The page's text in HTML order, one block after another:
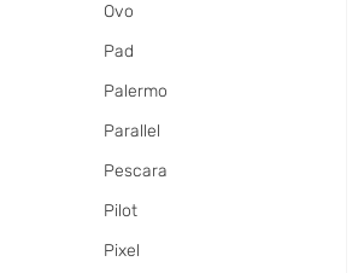
Ovo
Pad
Palermo
Parallel
Pescara
Pilot
Pixel